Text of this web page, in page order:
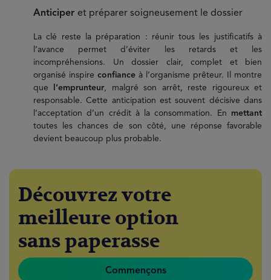
Anticiper et préparer soigneusement le dossier
La clé reste la préparation : réunir tous les justificatifs à
l’avance permet d’éviter les retards et les
incompréhensions. Un dossier clair, complet et bien
organisé inspire confiance à l’organisme prêteur. Il montre
que
l’emprunteur, malgré son arrêt, reste rigoureux et
responsable. Cette anticipation est souvent décisive dans
l’acceptation d’un crédit à la consommation. En mettant
toutes les chances de son côté, une réponse favorable
devient beaucoup plus probable.
Découvrez votre
meilleure option
sans paperasse
Commençons